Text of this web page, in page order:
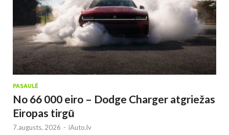
PASAULĒ
No 66 000 eiro – Dodge Charger atgriežas
Eiropas tirgū
7.augusts, 2026 - iAuto.lv